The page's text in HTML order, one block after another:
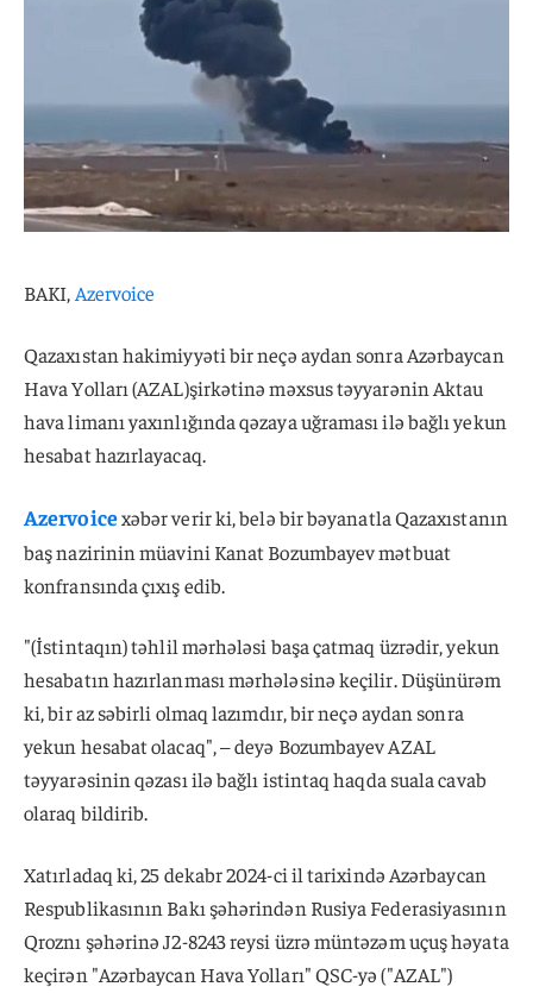
BAKI, Azervoice
Qazaxıstan hakimiyyəti bir neçə aydan sonra Azərbaycan
Hava Yolları (AZAL)şirkətinə məxsus təyyarənin Aktau
hava limanı yaxınlığında qəzaya uğraması ilə bağlı yekun
hesabat hazırlayacaq.
Azervoicexəbər verir ki, belə bir bəyanatla Qazaxıstanın
baş nazirinin müavini Kanat Bozumbayev mətbuat
konfransında çıxış edib.
"(İstintaqın) təhlil mərhələsi başa çatmaq üzrədir, yekun
hesabatın hazırlanması mərhələsinə keçilir. Düşünürəm
ki, bir az səbirli olmaq lazımdır, bir neçə aydan sonra
yekun hesabat olacaq", – deyə Bozumbayev AZAL
təyyarəsinin qəzası ilə bağlı istintaq haqda suala cavab
olaraq bildirib.
Xatırladaq ki, 25 dekabr 2024-ci il tarixində Azərbaycan
Respublikasının Bakı şəhərindən Rusiya Federasiyasının
Qroznı şəhərinə J2-8243 reysi üzrə müntəzəm uçuş həyata
keçirən "Azərbaycan Hava Yolları" QSC-yə ("AZAL")